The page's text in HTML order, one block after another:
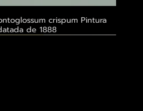
rápida
crispum Pintura
de 1888